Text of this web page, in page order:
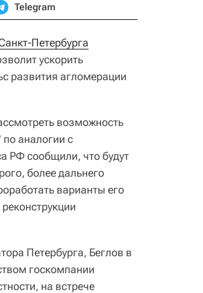
Telegram
Петербурга
ускорить
развития агломерации
возможность
по аналогии с
РФ сообщили, что будут
более дальнего
варианты его
Петербурга, Беглов в
госкомпании
на встрече